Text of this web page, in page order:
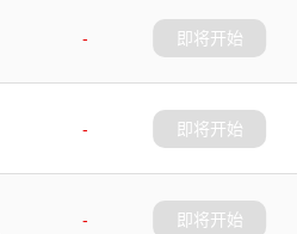
-
即将开始
-
即将开始
-
即将开始